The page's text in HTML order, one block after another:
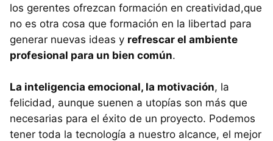
los gerentes ofrezcan formación en creatividad,que
no es otra cosa que formación en la libertad para
generar nuevas ideas y refrescar el ambiente
profesional para un bien común.
La inteligencia emocional, la motivación, la
felicidad, aunque suenen a utopías son más que
necesarias para el éxito de un proyecto. Podemos
tener toda la tecnología a nuestro alcance, el mejor